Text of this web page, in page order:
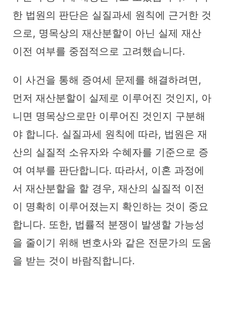
한 법원의 판단은 실질과세 원칙에 근거한 것
으로, 명목상의 재산분할이 아닌 실제 재산
이전 여부를 중점적으로 고려했습니다.
이 사건을 통해 증여세 문제를 해결하려면,
먼저 재산분할이 실제로 이루어진 것인지, 아
니면 명목상으로만 이루어진 것인지 구분해
야 합니다. 실질과세 원칙에 따라, 법원은 재
산의 실질적 소유자와 수혜자를 기준으로 증
여 여부를 판단합니다. 따라서, 이혼 과정에
서 재산분할을 할 경우, 재산의 실질적 이전
이 명확히 이루어졌는지 확인하는 것이 중요
합니다. 또한, 법률적 분쟁이 발생할 가능성
을 줄이기 위해 변호사와 같은 전문가의 도움
을 받는 것이 바람직합니다.